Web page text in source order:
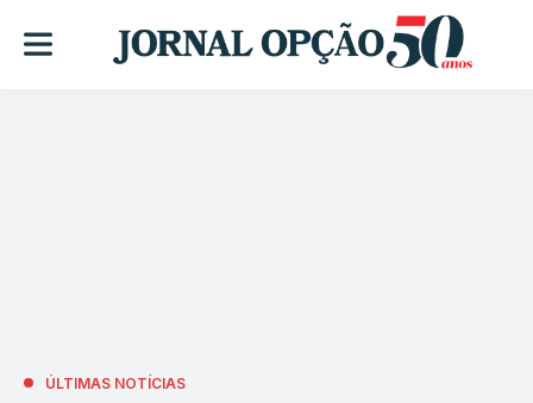
ÚLTIMAS NOTÍCIAS